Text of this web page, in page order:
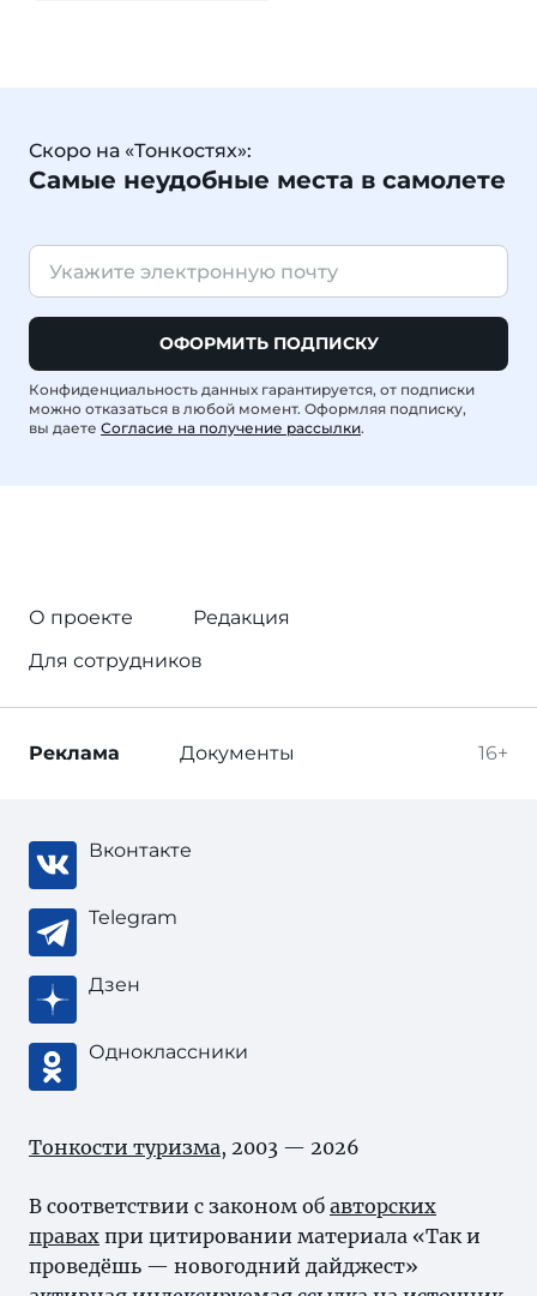
Скоро на «Тонкостях»:
Самые неудобные места в самолете
ОФОРМИТЬ ПОДПИСКУ
Конфиденциальность данных гарантируется, от подписки
можно отказаться в любой момент. Оформляя подписку,
вы даете Согласие на получение рассылки.
О проекте
Редакция
Для сотрудников
16+
Реклама Документы
Вконтакте
Telegram
Дзен
Одноклассники
Тонкости туризма, 2003 — 2026
В соответствии с законом об авторских
правах при цитировании материала «Так и
проведёшь — новогодний дайджест»